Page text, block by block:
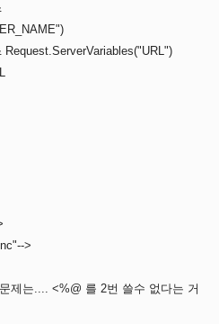
>
제는.... <%@ 를 2번 쓸수 없다는 거